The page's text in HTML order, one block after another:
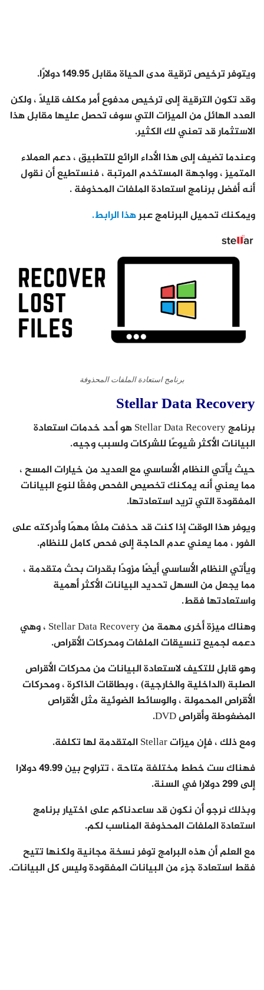
ويتوفر ترخيص ترقية مدى الحياة مقابل 149.95 دولارًا.
وقد تكون الترقية إلى ترخيص مدفوع أمر مكلف قليلاً ، ولكن
العدد الهائل من الميزات التي سوف تحصل عليها مقابل هذا
الاستثمار قد تعني لك الكثير.
وعندما تضيف إلى هذا الأداء الرائع للتطبيق ، دعم العملاء
المتميز ، وواجهة المستخدم المرتبة ، فنستطيع أن نقول
أنه أفضل برنامج استعادة الملفات المحذوفة .
ويمكنك تحميل البرنامج عبرهذا الرابط.
برنامج استعادة الملفات المحذوفة
Stellar Data Recovery
برنامج Stellar Data Recovery هو أحد خدمات استعادة
البيانات الأكثر شيوعًا للشركات ولسبب وجيه.
حيث يأتي النظام الأساسي مع العديد من خيارات المسح ،
مما يعني أنه يمكنك تخصيص الفحص وفقًا لنوع البيانات
المفقودة التي تريد استعادتها.
ويوفر هذا الوقت إذا كنت قد حذفت ملفًا مهمًا وأدركته على
الفور ، مما يعني عدم الحاجة إلى فحص كامل للنظام.
ويأتي النظام الأساسي أيضًا مزودًا بقدرات بحث متقدمة ،
مما يجعل من السهل تحديد البيانات الأكثر أهمية
واستعادتها فقط.
وهناك ميزة أخرى مهمة من Stellar Data Recovery ، وهي
دعمه لجميع تنسيقات الملفات ومحركات الأقراص.
وهو قابل للتكيف لاستعادة البيانات من محركات الأقراص
الصلبة (الداخلية والخارجية) ، وبطاقات الذاكرة ، ومحركات
الأقراص المحمولة ، والوسائط الضوئية مثل الأقراص
المضغوطة وأقراص DVD.
ومع ذلك ، فإن ميزات Stellar المتقدمة لها تكلفة.
فهناك ست خطط مختلفة متاحة ، تتراوح بين 49.99 دولارا
إلى 299 دولارا في السنة.
وبذلك نرجو أن نكون قد ساعدناكم على اختيار برنامج
استعادة الملفات المحذوفة المناسب لكم.
مع العلم أن هذه البرامج توفر نسخة مجانية ولكنها تتيح
فقط استعادة جزء من البيانات المفقودة وليس كل البيانات.